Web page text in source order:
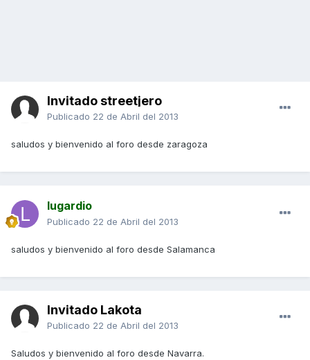
Invitado streetjero
Publicado 22 de Abril del 2013
saludos y bienvenido al foro desde zaragoza
lugardio
Publicado 22 de Abril del 2013
saludos y bienvenido al foro desde Salamanca
Invitado Lakota
Publicado 22 de Abril del 2013
Saludos y bienvenido al foro desde Navarra.